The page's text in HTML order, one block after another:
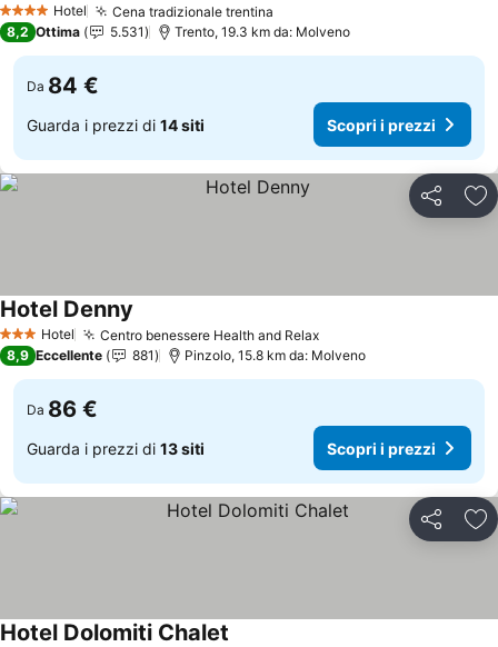
4 Stelle Hotel Cena tradizionale trentina
8,2 Ottima 5.531 Trento, 19.3 km da: Molveno
Da 84 €
Guarda i prezzi di 14 siti Scopri i prezzi
Condividi
3 StelleHotel Centro benessere Health and RelaxScopri i prezzi
Hotel Denny
8,9 Eccellente 881 Pinzolo, 15.8 km da: Molveno
Da 86 €
Guarda i prezzi di 13 siti Scopri i prezzi
Condividi
Hotel Dolomiti Chalet